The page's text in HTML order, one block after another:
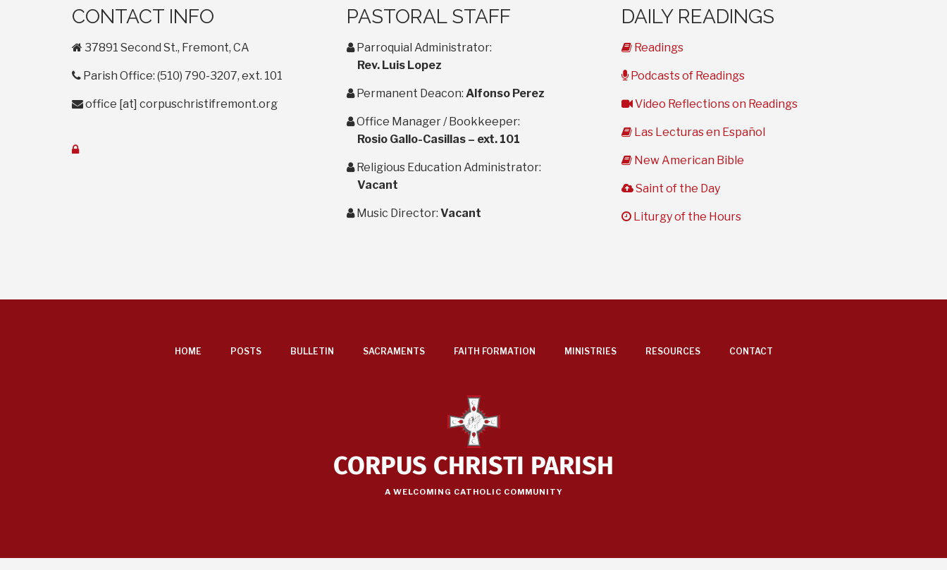
CONTACT INFO
home
37891 Second St., Fremont, CA
phone
Parish Office: (510) 790-3207, ext. 101
envelope
office [at] corpuschristifremont.org
lock
PASTORAL STAFF
user
Parroquial Administrator:
Rev. Luis Lopez
user
Permanent Deacon: Alfonso Perez
user
Office Manager / Bookkeeper:
Rosio Gallo-Casillas – ext. 101
user
Religious Education Administrator:
Vacant
user
Music Director: Vacant
DAILY READINGS
book
Readings
microphone
Podcasts of Readings
video
Video Reflections on Readings
book
Las Lecturas en Español
book
New American Bible
cloud
Saint of the Day
clock
Liturgy of the Hours
HOME POSTS BULLETIN SACRAMENTS FAITH FORMATION MINISTRIES RESOURCES CONTACT
CORPUS CHRISTI PARISH
A WELCOMING CATHOLIC COMMUNITY